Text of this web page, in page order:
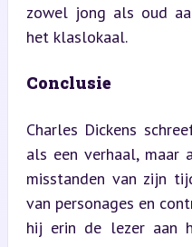
zowel jong als oud
het klaslokaal.
Conclusie
Charles Dickens
als een verhaal, maar
misstanden van zijn
van personages en
hij erin de lezer aan